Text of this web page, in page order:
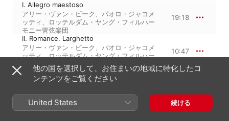
I. Allegro maestoso
アリー・ヴァン・ビーク、 パオロ・ジャコメ
ッティ、
ロッテルダム・ヤング・フィルハー
モニー管弦楽団
19:18
II. Romance. Larghetto
アリー・ヴァン・ビーク、 パオロ・ジャコメ
ッティ、ロッテルダム・ヤング・フィルハー
モニー管弦楽団
10:47
III. Rondo. Vivace
パオロ・ジャコメッティ、アリー・ヴァン・
モニー管弦楽団
他の国を選択して、お住まいの地域に特化したコ
ンテンツをご覧ください
United States 続ける